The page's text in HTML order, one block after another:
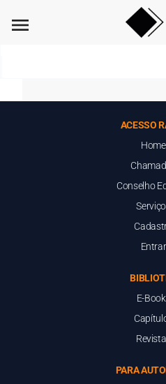
menu
ACESSO
Home
Conselho
Entrar
E-
PARA